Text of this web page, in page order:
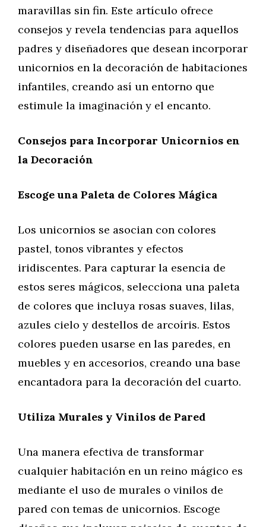
maravillas sin fin. Este artículo ofrece
consejos y revela tendencias para aquellos
padres y diseñadores que desean incorporar
unicornios en la decoración de habitaciones
infantiles, creando así un entorno que
estimule la imaginación y el encanto.
Consejos para Incorporar Unicornios en
la Decoración
Escoge una Paleta de Colores Mágica
Los unicornios se asocian con colores
pastel, tonos vibrantes y efectos
iridiscentes. Para capturar la esencia de
estos seres mágicos, selecciona una paleta
de colores que incluya rosas suaves, lilas,
azules cielo y destellos de arcoíris. Estos
colores pueden usarse en las paredes, en
muebles y en accesorios, creando una base
encantadora para la decoración del cuarto.
Utiliza Murales y Vinilos de Pared
Una manera efectiva de transformar
cualquier habitación en un reino mágico es
mediante el uso de murales o vinilos de
pared con temas de unicornios. Escoge